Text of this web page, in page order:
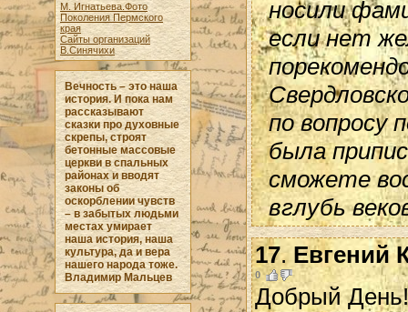
М. Игнатьева.Фото
Поколения Пермского
края
Сайты организаций
В.Синячихи
Вечность – это наша
история. И пока нам
рассказывают
сказки про духовные
скрепы, строят
бетонные массовые
церкви в спальных
районах и вводят
законы об
оскорблении чувств
– в забытых людьми
местах умирает
наша история, наша
культура, да и вера
нашего народа тоже.
Владимир Мальцев
носили
если нет
по вопросу
была
сможете
вглубь
17. Евгений
0
Добрый День!